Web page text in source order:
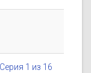
1 из 16